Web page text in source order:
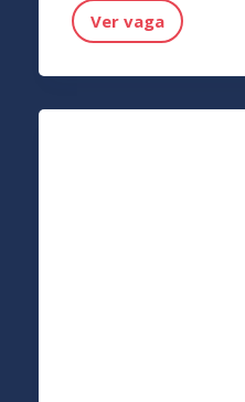
Ver vaga
INSCRIÇÃO DE ALUNOS